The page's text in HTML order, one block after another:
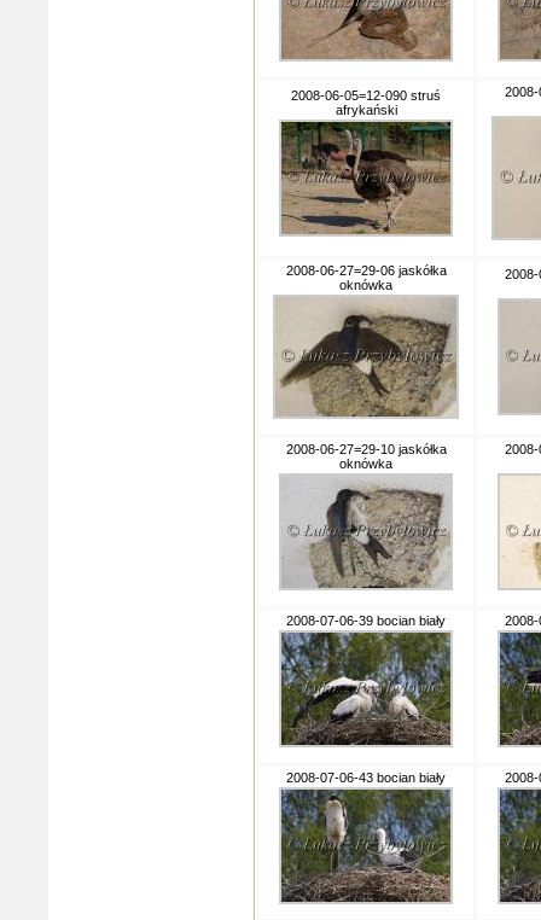
2008-06-05=12-090 struś
afrykański
2008-
2008-06-27=29-06 jaskółka
oknówka
2008-
2008-06-27=29-10 jaskółka
oknówka
2008-
2008-07-06-39 bocian biały 2008-
2008-07-06-43 bocian biały 2008-